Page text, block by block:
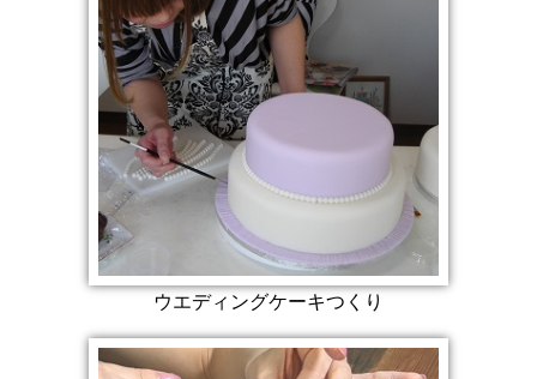
ウエディングケーキつくり